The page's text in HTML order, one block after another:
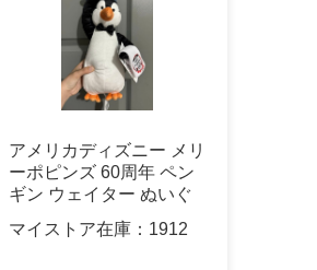
アメリカディズニー メリ
ーポピンズ 60周年 ペン
ギン ウェイター ぬいぐ
マイストア在庫： 1912